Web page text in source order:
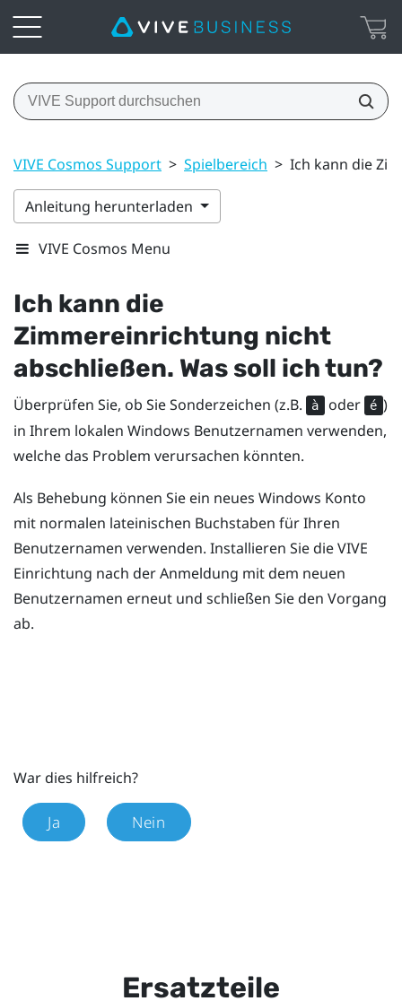
VIVE Cosmos Support > Spielbereich > Ich kann die
Anleitung herunterladen
VIVE Cosmos Menu
Ich kann die
Zimmereinrichtung nicht
abschließen. Was soll ich tun?
Überprüfen Sie, ob Sie Sonderzeichen (z.B. à oder é )
in Ihrem lokalen Windows Benutzernamen verwenden,
welche das Problem verursachen könnten.
Als Behebung können Sie ein neues Windows Konto
mit normalen lateinischen Buchstaben für Ihren
Benutzernamen verwenden. Installieren Sie dieVIVE
Einrichtung nach der Anmeldung mit dem neuen
Benutzernamen erneut und schließen Sie den Vorgang
ab.
War dies hilfreich?
Ja Nein
Ersatzteile